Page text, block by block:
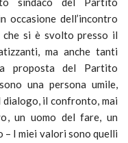
occasione dell’incontro
che si è svolto presso il
ma anche tanti
proposta del Partito
una persona umile,
dialogo, il confronto, mai
un uomo del fare, un
– I miei valori sono quelli